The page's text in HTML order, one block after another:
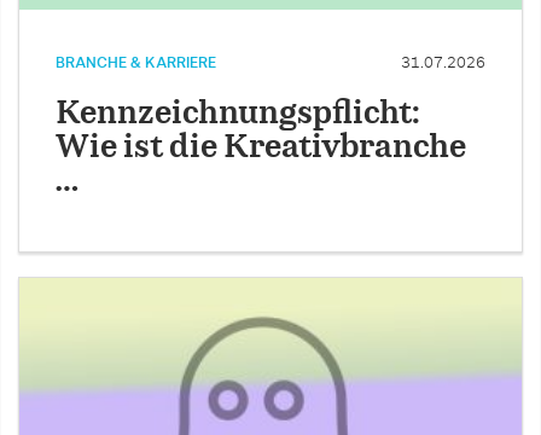
BRANCHE & KARRIERE 31.07.2026
Kennzeichnungspflicht:
Wie ist die Kreativbranche
…